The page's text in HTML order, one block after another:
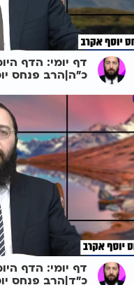
דף יומי: הדף
כ"ה|הרב פנחס
דף יומי: הדף
כ"ד|הרב פנחס